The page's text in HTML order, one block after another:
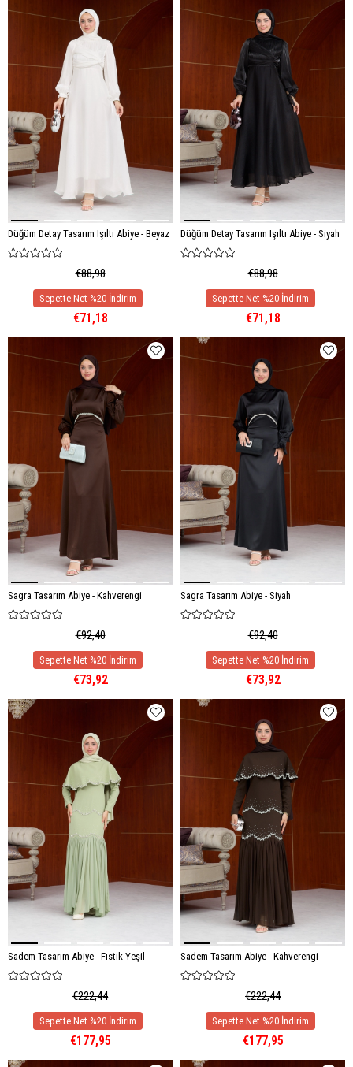
Düğüm Detay Tasarım Işıltı Abiye - Beyaz
€88,98
€71,18
Düğüm Detay Tasarım Işıltı Abiye - Siyah
€88,98
€71,18
Sagra Tasarım Abiye - Kahverengi
€92,40
€73,92
Sagra Tasarım Abiye - Siyah
€92,40
€73,92
Sadem Tasarım Abiye - Fıstık Yeşil
€222,44
€177,95
Sadem Tasarım Abiye - Kahverengi
€222,44
€177,95